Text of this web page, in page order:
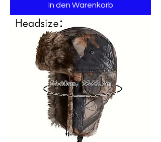
In den Warenkorb